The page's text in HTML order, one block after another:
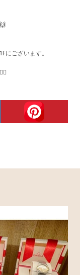
にございます。